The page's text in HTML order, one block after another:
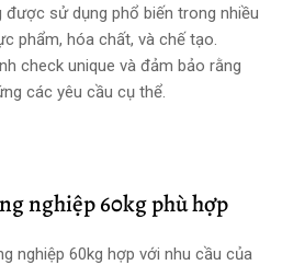
được sử dụng phổ biến trong nhiều
phẩm, hóa chất, và chế tạo.
check unique và đảm bảo rằng
các yêu cầu cụ thể.
nghiệp 60kg phù hợp
nghiệp 60kg hợp với nhu cầu của